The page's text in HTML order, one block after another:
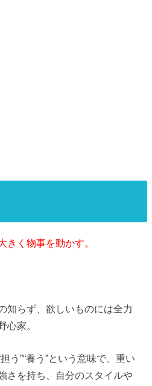
きく物事を動かす。
知らず、欲しいものには全力
心家。
う”“養う”という意味で、重い
さを持ち、自分のスタイルや